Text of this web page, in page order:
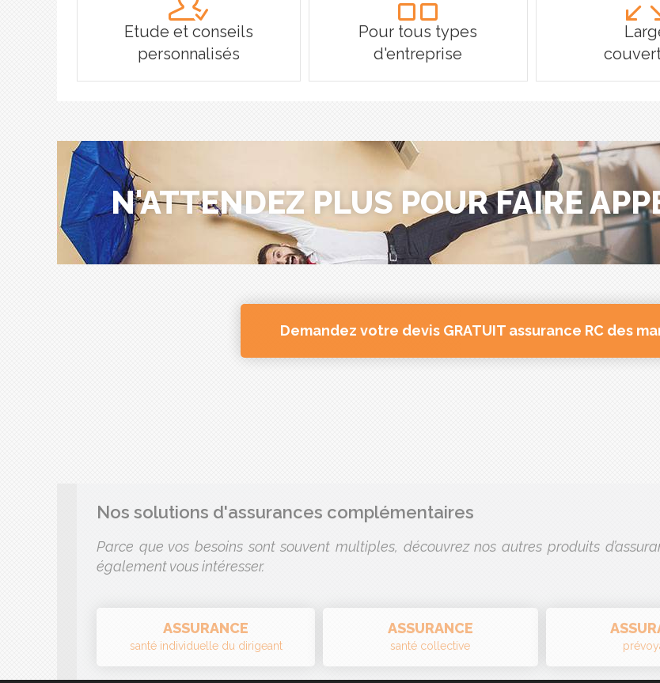
Etude et conseils
personnalisés
Pour tous types
d'entreprise
N'ATTENDEZ PLUS POUR FAIRE
Demandez votre devis GRATUIT assurance RC des
ASSURANCE
santé individuelle du dirigeant
ASSURANCE